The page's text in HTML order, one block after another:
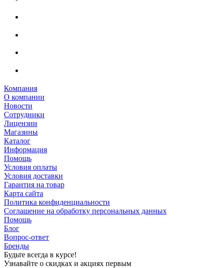
Компания
О компании
Новости
Сотрудники
Лицензии
Магазины
Каталог
Информация
Помощь
Условия оплаты
Условия доставки
Гарантия на товар
Карта сайта
Политика конфиденциальности
Соглашение на обработку персональных данных
Помощь
Блог
Вопрос-ответ
Бренды
Будьте всегда в курсе!
Узнавайте о скидках и акциях первым